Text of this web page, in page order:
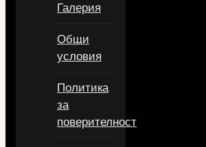
Галерия
Общи
условия
Политика
за
поверителност